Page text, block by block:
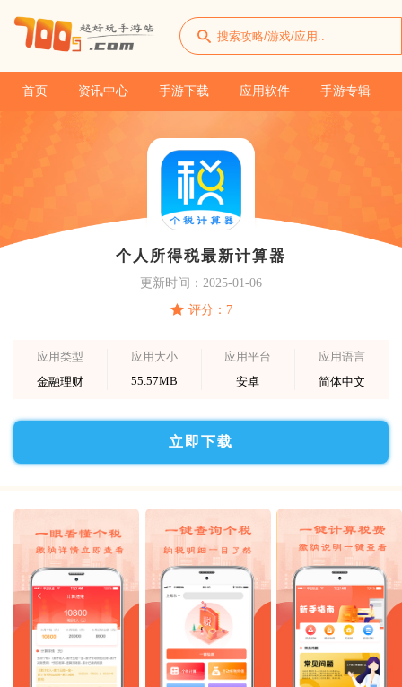
首页 资讯中心 手游下载 应用软件 手游专辑
个人所得税最新计算器
更新时间：2025-01-06
评分：7
应用类型
金融理财
应用大小
55.57MB
应用平台
安卓
应用语言
简体中文
立即下载